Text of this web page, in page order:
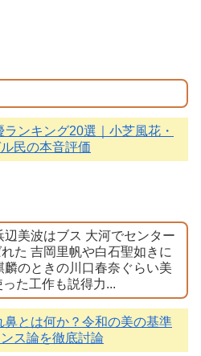
ンキング20選｜小芝風花・
民の本音評価
美波はブス 大河でセンター
た 吉岡里帆や白石聖如きに
麟のときの川口春奈ぐらい美
た工作も説得力...
鼻とは何か？令和の美の基準
ス論を徹底討論